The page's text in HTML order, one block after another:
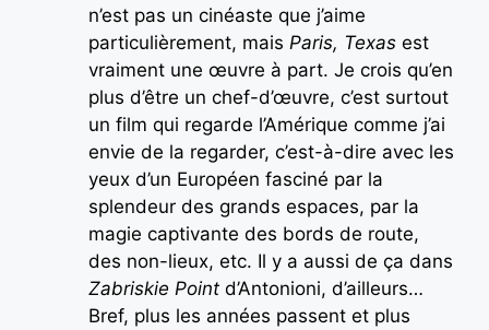
n’est pas un cinéaste que j’aime
particulièrement, mais Paris, Texas est
vraiment une œuvre à part. Je crois qu’en
plus d’être un chef-d’œuvre, c’est surtout
un film qui regarde l’Amérique comme j’ai
envie de la regarder, c’est-à-dire avec les
yeux d’un Européen fasciné par la
splendeur des grands espaces, par la
magie captivante des bords de route,
des non-lieux, etc. Il y a aussi de ça dans
Zabriskie Point d’Antonioni, d’ailleurs…
Bref, plus les années passent et plus